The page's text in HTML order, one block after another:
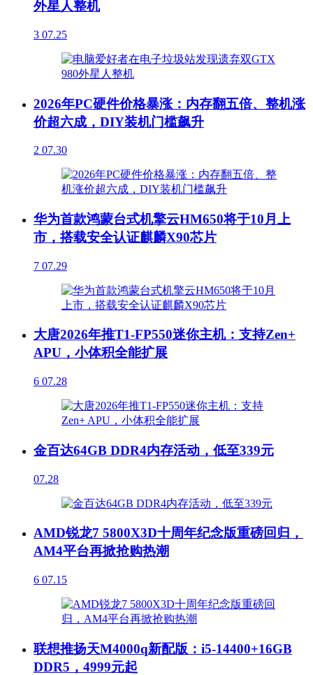
外星人整机
3 07.25
2026年PC硬件价格暴涨：内存翻五倍、整机涨
价超六成，DIY装机门槛飙升
2 07.30
华为首款鸿蒙台式机擎云HM650将于10月上
市，搭载安全认证麒麟X90芯片
7 07.29
大唐2026年推T1-FP550迷你主机：支持Zen+
APU，小体积全能扩展
6 07.28
金百达64GB DDR4内存活动，低至339元
07.28
AMD锐龙7 5800X3D十周年纪念版重磅回归，
AM4平台再掀抢购热潮
6 07.15
联想推扬天M4000q新配版：i5-14400+16GB
DDR5，4999元起